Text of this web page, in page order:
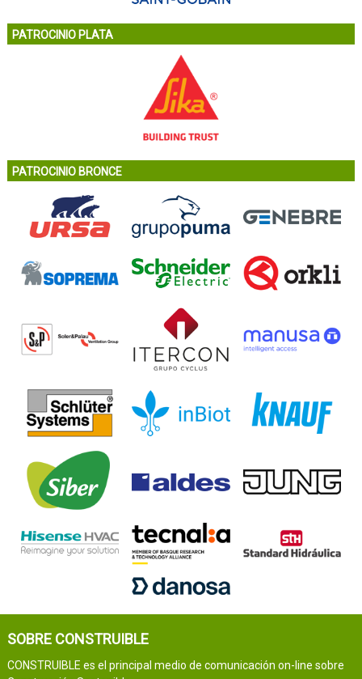
PATROCINIO PLATA
PATROCINIO BRONCE
SOBRE CONSTRUIBLE
CONSTRUIBLE es el principal medio de comunicación on-line sobre